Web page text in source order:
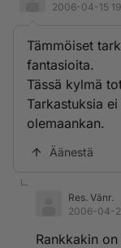
2006-04-15
Tämmöiset
fantasioita.
Tässä kylmä
Tarkastuksia
olemaankan.
Äänestä
Res. Vänr.
2006-04-
Rankkakin